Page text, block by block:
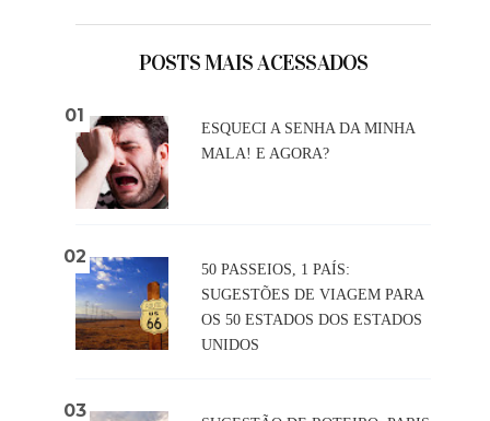
POSTS MAIS ACESSADOS
ESQUECI A SENHA DA MINHA
MALA! E AGORA?
50 PASSEIOS, 1 PAÍS:
SUGESTÕES DE VIAGEM PARA
OS 50 ESTADOS DOS ESTADOS
UNIDOS